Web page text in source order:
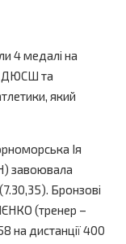
4 медалі на
ДЮСШ та
який
Ія
завоювала
Бронзові
(тренер –
на дистанції 400